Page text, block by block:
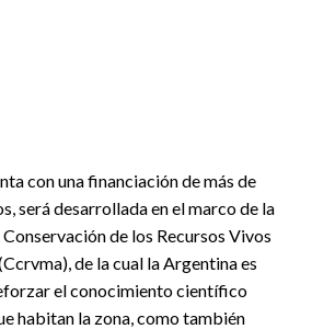
con una financiación de más de
será desarrollada en el marco de la
de los Recursos Vivos
de la cual la Argentina es
el conocimiento científico
habitan la zona, como también